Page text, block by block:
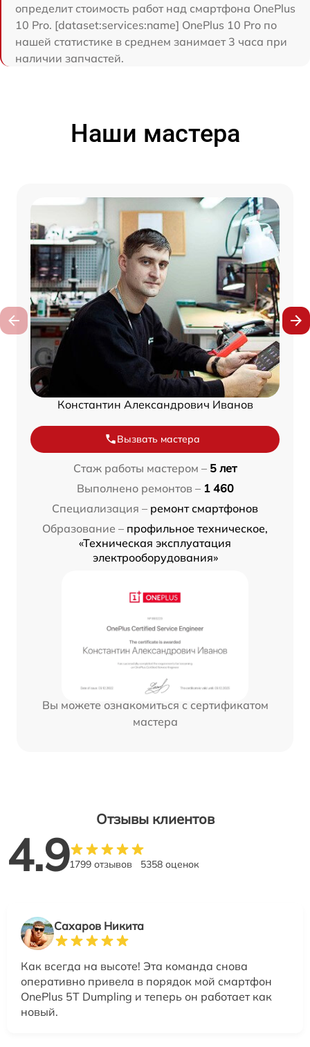
определит стоимость работ над смартфона OnePlus
10 Pro. [dataset:services:name] OnePlus 10 Pro по
нашей статистике в среднем занимает 3 часа при
наличии запчастей.
Наши мастера
Константин Александрович Иванов
Вызвать мастера
Стаж работы мастером – 5 лет
Выполнено ремонтов – 1 460
Специализация – ремонт смартфонов
Образование – профильное техническое,
«Техническая эксплуатация
электрооборудования»
Вы можете ознакомиться с сертификатом
мастера
Отзывы клиентов
4.91799 отзывов 5358 оценок
Сахаров Никита
Как всегда на высоте! Эта команда снова
оперативно привела в порядок мой смартфон
OnePlus 5T Dumpling и теперь он работает как
новый.